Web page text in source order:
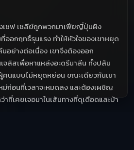
เชฟ เชลีย์ถูกพวกมาเฟียญี่ปุ่นฝัง
ออกฤทธิ์รุนแรง ทำให้หัวใจของเขาหยุด
อย่างต่อเนื่อง เขาจึงต้องออก
จลิสเพื่อหาแหล่งอะดรีนาลีน ทั้งปล้น
นแบบไม่หยุดหย่อน ขณะเดียวกันเขา
ม่ก่อนที่เวลาจะหมดลง และต้องเผชิญ
ที่เคยเจอมาในเส้นทางที่ดุเดือดและบ้า